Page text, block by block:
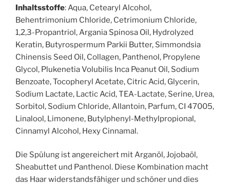
Inhaltsstoffe: Aqua, Cetearyl Alcohol,
Behentrimonium Chloride, Cetrimonium Chloride,
1,2,3-Propantriol, Argania Spinosa Oil, Hydrolyzed
Keratin, Butyrospermum Parkii Butter, Simmondsia
Chinensis Seed Oil, Collagen, Panthenol, Propylene
Glycol, Plukenetia Volubilis Inca Peanut Oil, Sodium
Benzoate, Tocopheryl Acetate, Citric Acid, Glycerin,
Sodium Lactate, Lactic Acid, TEA-Lactate, Serine, Urea,
Sorbitol, Sodium Chloride, Allantoin, Parfum, CI 47005,
Linalool, Limonene, Butylphenyl-Methylpropional,
Cinnamyl Alcohol, Hexy Cinnamal.
Die Spülung ist angereichert mit Arganöl, Jojobaöl,
Sheabuttet und Panthenol. Diese Kombination macht
das Haar widerstandsfähiger und schöner und dies